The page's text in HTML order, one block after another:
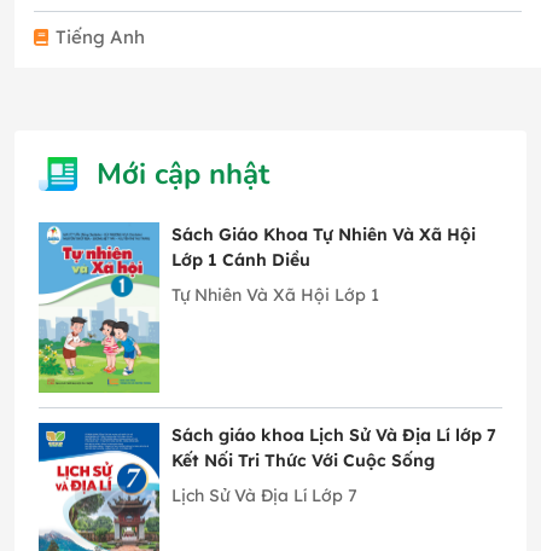
Tiếng Anh
Mới cập nhật
Sách Giáo Khoa Tự Nhiên Và Xã Hội
Lớp 1 Cánh Diều
Tự Nhiên Và Xã Hội Lớp 1
Sách giáo khoa Lịch Sử Và Địa Lí lớp 7
Kết Nối Tri Thức Với Cuộc Sống
Lịch Sử Và Địa Lí Lớp 7